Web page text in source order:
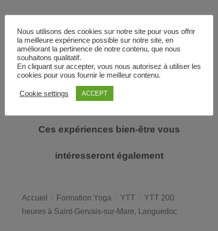
Réserver dès maintenant
Ces expériences bien-être vous
intéresseront également
Accueil / Formation Yoga / YTT / YTT 200
heures à Saint-Gervais-sur-Mare, Languedoc
Nous utilisons des cookies sur notre site pour vous offrir
la meilleure expérience possible sur notre site, en
améliorant la pertinence de notre contenu, que nous
souhaitons qualitatif.
En cliquant sur accepter, vous nous autorisez à utiliser les
cookies pour vous fournir le meilleur contenu.
Cookie settings ACCEPT